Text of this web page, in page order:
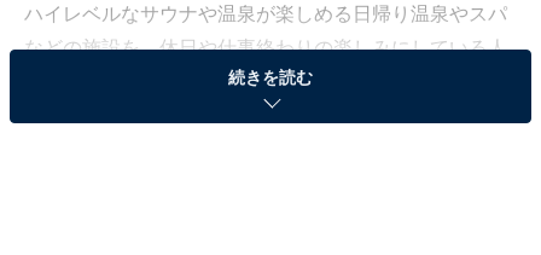
ハイレベルなサウナや温泉が楽しめる日帰り温泉やスパ
などの施設を、休日や仕事終わりの楽しみにしている人
も少なくないはず。日々の疲れを癒すリラックスタイム
は、何物にも代えがたい時間ですよね。しかし、近年で
続きを読む